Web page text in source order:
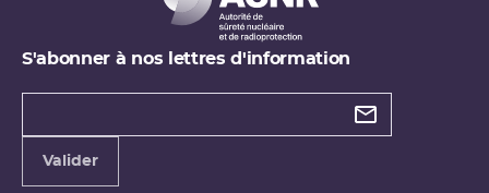
S'abonner à nos lettres d'information
Types de
Valider